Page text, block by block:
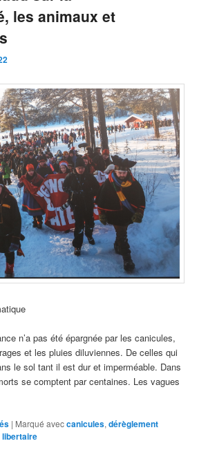
les animaux et
n’a pas été épargnée par les canicules,
et les pluies diluviennes. De celles qui
le sol tant il est dur et imperméable. Dans
se comptent par centaines. Les vagues
| Marqué aveccanicules,dérèglement
libertaire